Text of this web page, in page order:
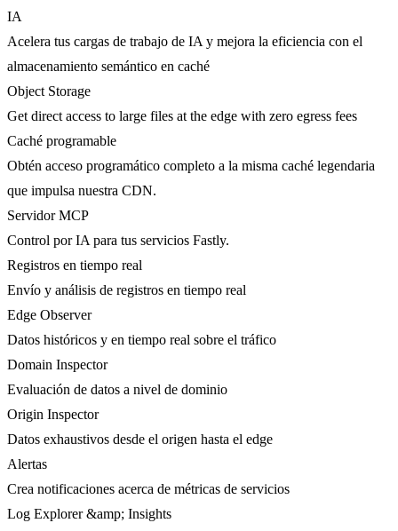
IA
Acelera tus cargas de trabajo de IA y mejora la eficiencia con el
almacenamiento semántico en caché
Object Storage
Get direct access to large files at the edge with zero egress fees
Caché programable
Obtén acceso programático completo a la misma caché legendaria
que impulsa nuestra CDN.
Servidor MCP
Control por IA para tus servicios Fastly.
Registros en tiempo real
Envío y análisis de registros en tiempo real
Edge Observer
Datos históricos y en tiempo real sobre el tráfico
Domain Inspector
Evaluación de datos a nivel de dominio
Origin Inspector
Datos exhaustivos desde el origen hasta el edge
Alertas
Crea notificaciones acerca de métricas de servicios
Log Explorer &amp; Insights